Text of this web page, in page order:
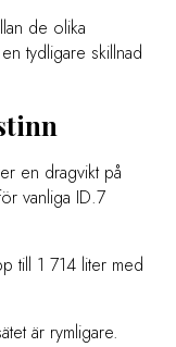
de olika
tydligare skillnad
en dragvikt på
vanliga ID.7
till 1 714 liter med
är rymligare.